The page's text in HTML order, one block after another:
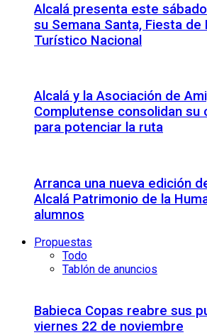
Alcalá presenta este
su Semana Santa, Fiesta de
Turístico Nacional
Alcalá y la Asociación de
Complutense consolidan su
para potenciar la ruta
Arranca una nueva edición
Alcalá Patrimonio de la
alumnos
Propuestas
Todo
Tablón de anuncios
Babieca Copas reabre sus
viernes 22 de noviembre